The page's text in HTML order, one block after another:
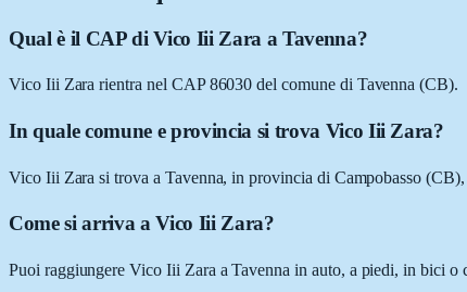
Qual è il CAP di Vico Iii Zara a Tavenna?
Vico Iii Zara rientra nel CAP 86030 del comune di Tavenna (CB).
In quale comune e provincia si trova Vico Iii Zara?
Vico Iii Zara si trova a Tavenna, in provincia di Campobasso
Come si arriva a Vico Iii Zara?
Puoi raggiungere Vico Iii Zara a Tavenna in auto, a piedi, in bici o